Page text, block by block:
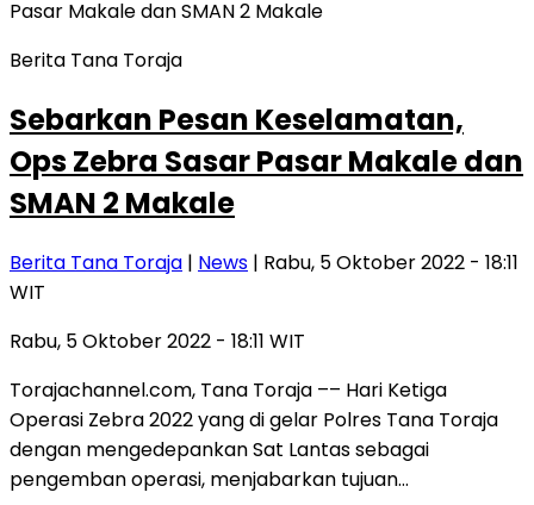
Berita Tana Toraja
Sebarkan Pesan Keselamatan,
Ops Zebra Sasar Pasar Makale dan
SMAN 2 Makale
Berita Tana Toraja | News | Rabu, 5 Oktober 2022 - 18:11
WIT
Rabu, 5 Oktober 2022 - 18:11 WIT
Torajachannel.com, Tana Toraja –– Hari Ketiga
Operasi Zebra 2022 yang di gelar Polres Tana Toraja
dengan mengedepankan Sat Lantas sebagai
pengemban operasi, menjabarkan tujuan…